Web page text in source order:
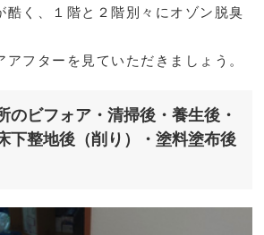
酷く、１階と２階別々にオゾン脱臭
アフターを見ていただきましょう。
のビフォア・清掃後・養生後・
下整地後（削り）・塗料塗布後